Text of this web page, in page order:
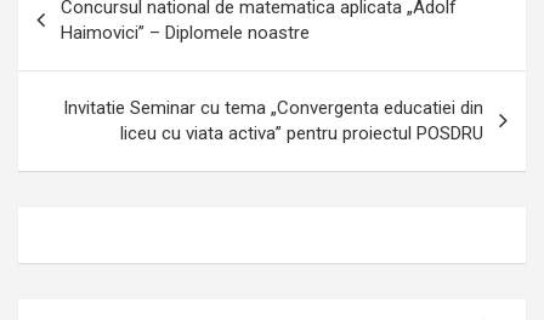
în
articole
Concursul national de matematica aplicata „Adolf
Haimovici” – Diplomele noastre
Invitatie Seminar cu tema „Convergenta educatiei din
liceu cu viata activa” pentru proiectul POSDRU